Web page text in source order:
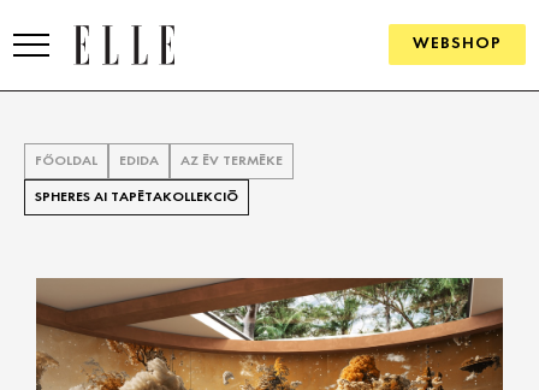
WEBSHOP
ELLE DIGITAL
KULTÚRA
FŐOLDAL EDIDA AZ ÉV TERMÉKE
SPHERES AI TAPÉTAKOLLEKCIÓ